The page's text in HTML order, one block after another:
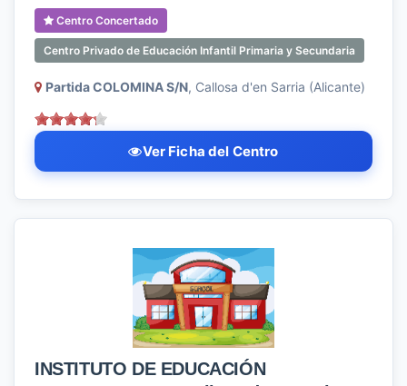
Centro Concertado
Centro Privado de Educación Infantil Primaria y Secundaria
Partida COLOMINA S/N, Callosa d'en Sarria (Alicante)
Ver Ficha del Centro
INSTITUTO DE EDUCACIÓN